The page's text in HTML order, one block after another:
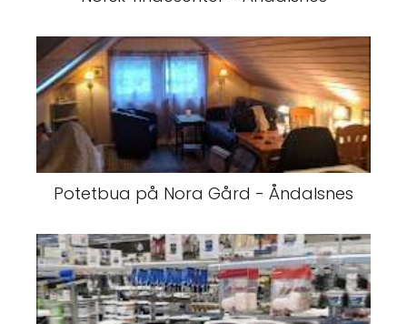
Potetbua på Nora Gård - Åndalsnes